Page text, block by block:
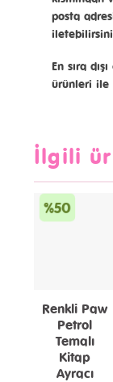
posta
En sıra
ürünleri ile
İlgili
%50
Renkli Paw
Petrol
Temalı
Kitap
Ayracı